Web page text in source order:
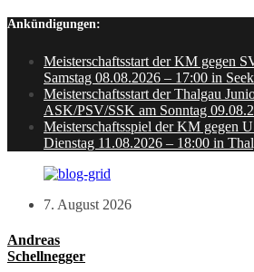
Ankündigungen:
Meisterschaftsstart der KM gegen
Samstag 08.08.2026 – 17:00 in
Meisterschaftsstart der Thalgau
ASK/PSV/SSK am Sonntag
Meisterschaftsspiel der KM gegen
Dienstag 11.08.2026 – 18:00 in
7. August 2026
Andreas
Schellnegger